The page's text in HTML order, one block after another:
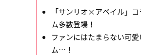
「サンリオ×アベイル」
ム多数登場！
ファンにはたまらない可愛
ム…！